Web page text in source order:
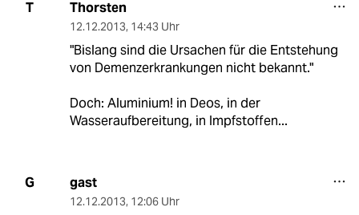
T Thorsten
12.12.2013, 14:43 Uhr
"Bislang sind die Ursachen für die Entstehung
von Demenzerkrankungen nicht bekannt."
Doch: Aluminium! in Deos, in der
Wasseraufbereitung, in Impfstoffen...
G gast
12.12.2013, 12:06 Uhr